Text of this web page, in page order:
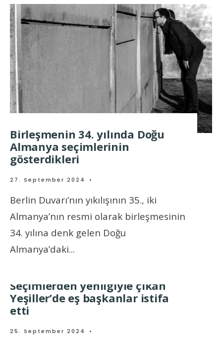
Birleşmenin 34. yılında Doğu
Almanya seçimlerinin
gösterdikleri
27. September 2024 •
Berlin Duvarı’nın yıkılışının 35., iki
Almanya’nın resmi olarak birleşmesinin
34. yılına denk gelen Doğu
Almanya’daki...
Seçimlerden yenilgiyle çıkan
Yeşiller’de eş başkanlar istifa
etti
25. September 2024 •